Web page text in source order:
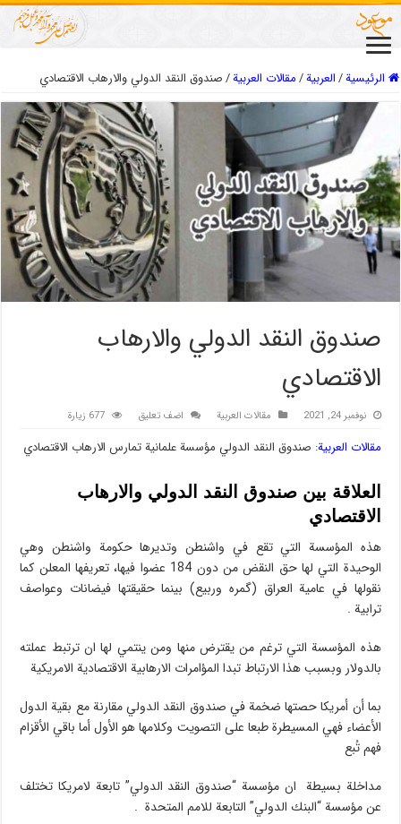
الرئيسية/العربیة/مقالات العربیة/صندوق النقد الدولي والارهاب الاقتصادي
صندوق النقد الدولي والارهاب
الاقتصادي
نوفمبر 24, 2021 مقالات العربیة اضف تعليق 677 زيارة
مقالات العربیة: صندوق النقد الدولي مؤسسة علمانية تمارس الارهاب الاقتصادي
العلاقة بین صندوق النقد الدولي والارهاب
الاقتصادي
هذه المؤسسة التي تقع في واشنطن وتديرها حكومة واشنطن وهي
الوحيدة التي لها حق النقض من دون 184 عضوا فيها، تعريفها المعلن كما
نقولها في عامية العراق (گمره وربيع) بينما حقيقتها فيضانات وعواصف
ترابية .
هذه المؤسسة التي ترغم من يقترض منها ومن ينتمي لها ان ترتبط عملته
بالدولار وبسبب هذا الارتباط تبدا المؤامرات الارهابية الاقتصادية الامريكية
بما أن أمريكا حصتها ضخمة في صندوق النقد الدولي مقارنة مع بقية الدول
الأعضاء فهي المسيطرة طبعا على التصويت وكلامها هو الأول أما باقي الأقزام
فهم تُبع
مداخلة بسيطة ان مؤسسة “صندوق النقد الدولي” تابعة لامريكا تختلف
عن مؤسسة “البنك الدولي” التابعة للامم المتحدة .